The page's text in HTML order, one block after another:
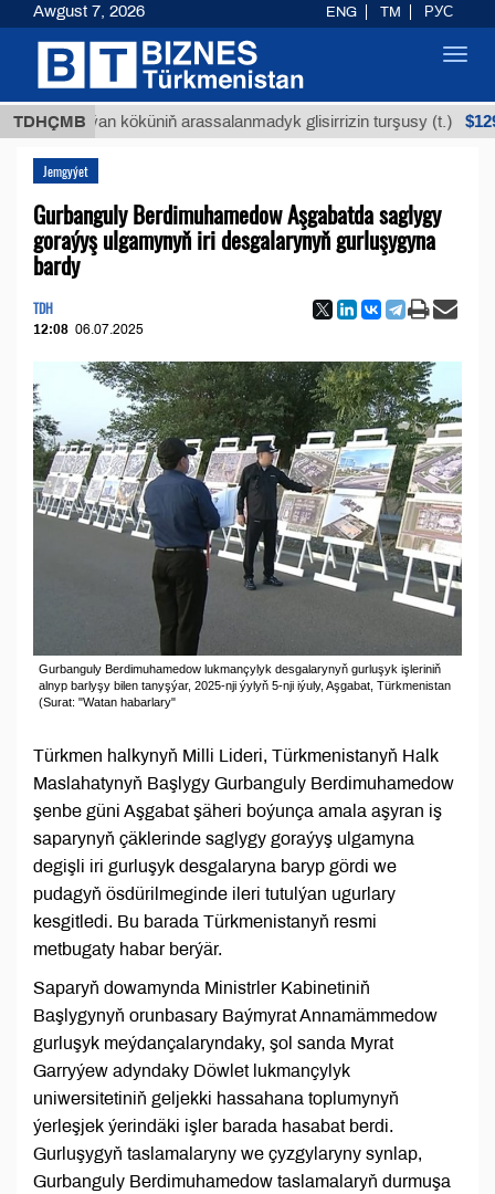
TDHÇMB
Buýan köküniň arassalanmadyk glisirrizin turşusy (t.) $12935,18
Jemgyýet
Gurbanguly Berdimuhamedow Aşgabatda saglygy
goraýyş ulgamynyň iri desgalarynyň gurluşygyna
bardy
TDH
12:08 06.07.2025
Gurbanguly Berdimuhamedow lukmançylyk desgalarynyň gurluşyk işleriniň
alnyp barlyşy bilen tanyşýar, 2025-nji ýylyň 5-nji iýuly, Aşgabat, Türkmenistan
(Surat: "Watan habarlary"
Türkmen halkynyň Milli Lideri, Türkmenistanyň Halk
Maslahatynyň Başlygy Gurbanguly Berdimuhamedow
şenbe güni Aşgabat şäheri boýunça amala aşyran iş
saparynyň çäklerinde saglygy goraýyş ulgamyna
degişli iri gurluşyk desgalaryna baryp gördi we
pudagyň ösdürilmeginde ileri tutulýan ugurlary
kesgitledi. Bu barada Türkmenistanyň resmi
metbugaty habar berýär.
Saparyň dowamynda Ministrler Kabinetiniň
Başlygynyň orunbasary Baýmyrat Annamämmedow
gurluşyk meýdançalaryndaky, şol sanda Myrat
Garryýew adyndaky Döwlet lukmançylyk
uniwersitetiniň geljekki hassahana toplumynyň
ýerleşjek ýerindäki işler barada hasabat berdi.
Gurluşygyň taslamalaryny we çyzgylaryny synlap,
Gurbanguly Berdimuhamedow taslamalaryň durmuşa
Awgust 7, 2026 ENG TM РУС